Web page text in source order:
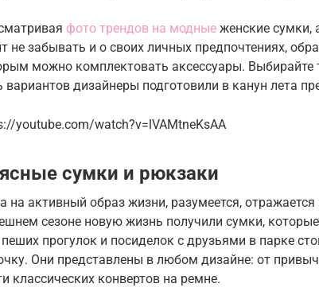
фото трендов на модные женские сумки,
не забывать и о своих личных предпочтениях,
можно комплектовать аксессуары. Выбирайте
вариантов дизайнеры подготовили в канун лета
youtube.com/watch?v=lVAMtneKsAA
сумки и рюкзаки
на активный образ жизни, разумеется,
сезоне новую жизнь получили сумки,
прогулок и посиделок с друзьями в парке
Они представлены в любом дизайне: от
классических конвертов на ремне.